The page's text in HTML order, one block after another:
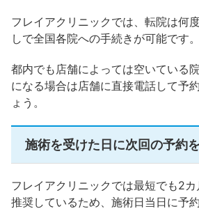
フレイアクリニックでは、転院は何
しで全国各院への手続きが可能です。
都内でも店舗によっては空いている
になる場合は店舗に直接電話して予
ょう。
施術を受けた日に次回の予約
フレイアクリニックでは最短でも2
推奨しているため、施術日当日に予